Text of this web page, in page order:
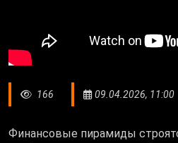
166 09.04.2026, 11:00
Финансовые пирамиды